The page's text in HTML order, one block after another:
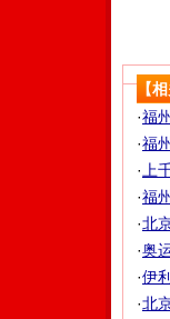
【
·福
·福
· 上
·福
·北
·奥
·伊
·北